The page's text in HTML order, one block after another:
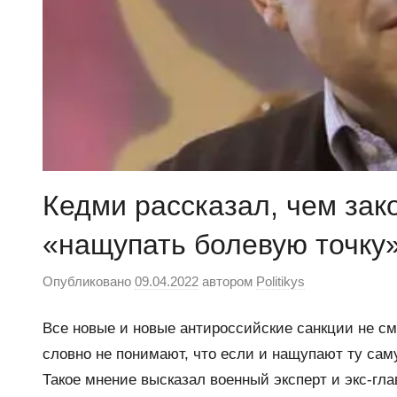
Кедми рассказал, чем
«нащупать болевую
Опубликовано 09.04.2022 автором Politikys
Все новые и новые антироссийские санкции не
словно не понимают, что если и нащупают ту
Такое мнение высказал военный эксперт и экс-